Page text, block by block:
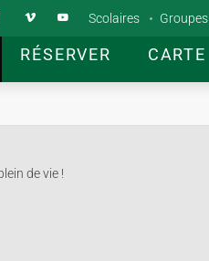
RÉSERVER CARTE
Scolaires Groupes
de vie !